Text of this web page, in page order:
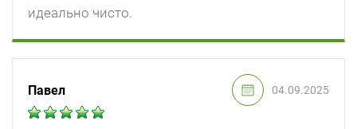
идеально чисто.
Павел 04.09.2025